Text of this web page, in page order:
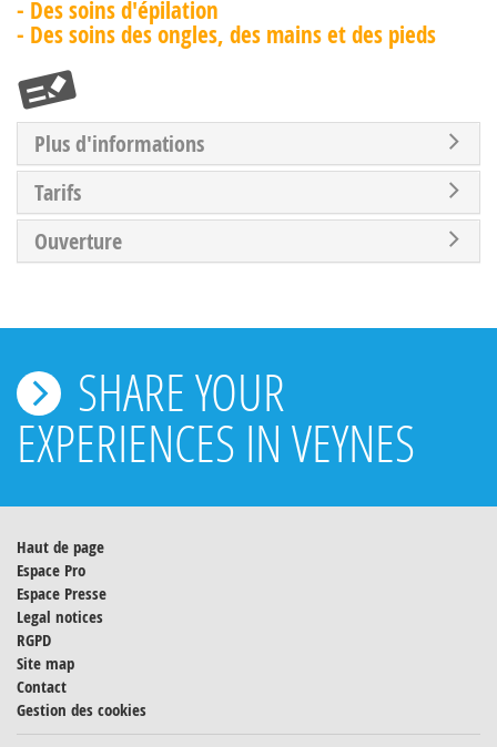
- Des soins d'épilation
- Des soins des ongles, des mains et des pieds
Plus d'informations
Tarifs
Ouverture
SHARE YOUR
EXPERIENCES IN VEYNES
Haut de page
Espace Pro
Espace Presse
Legal notices
RGPD
Site map
Contact
Gestion des cookies